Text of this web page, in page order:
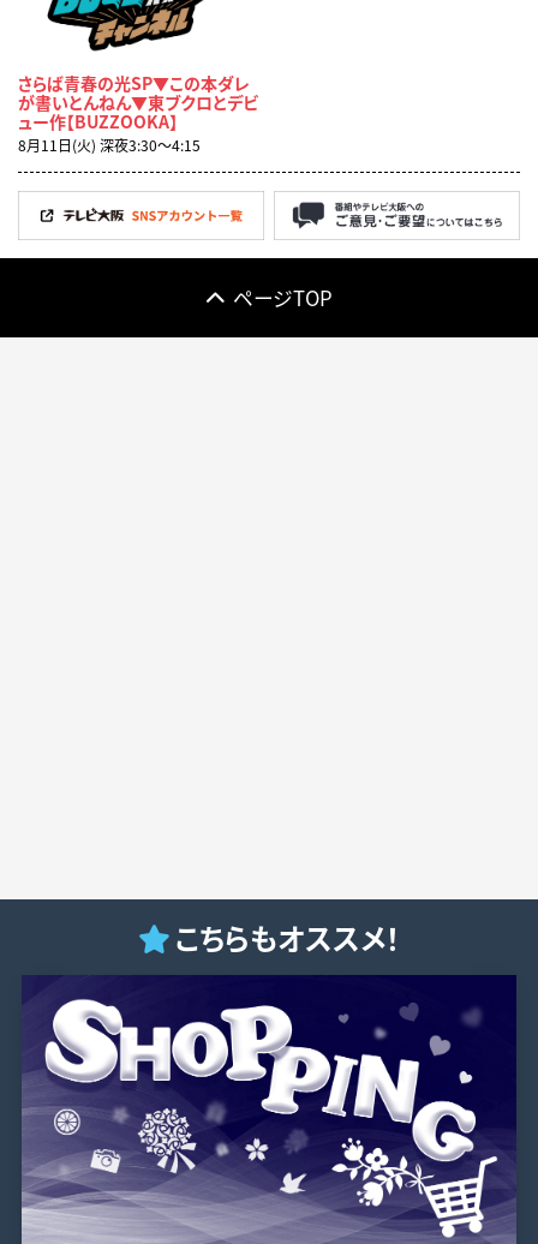
さらば青春の光SP▼この本ダレ
が書いとんねん▼東ブクロとデビ
ュー作【BUZZOOKA】
8月11日(火) 深夜3:30〜4:15
ページTOP
こちらもオススメ！